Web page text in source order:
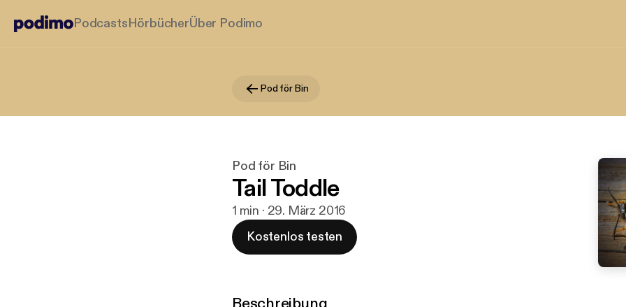
PodcastsHörbücherÜber Podimo
Pod för Bin
Pod för Bin
Tail Toddle
1 min · 29. März 2016
Kostenlos testen